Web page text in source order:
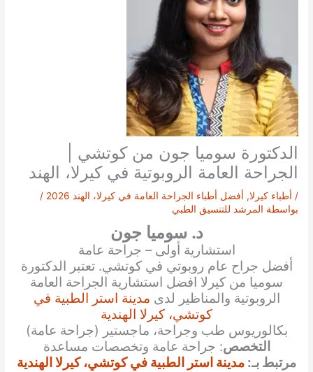
الدكتورة سوميا جون من كوتشي |
الجراحة العامة الروبوتية في كيرلا، الهند
/ أطباء كيرلا, أفضل أطباء الجراحة العامة في كيرلا، الهند 2026
/
بواسطة المرشد للتنسيق الطبي
د. سوميا جون
استشارية أولى – جراحة عامة
أفضل جراح عام روبوتي في كوتشي. تعتبر الدكتورة
سوميا من كيرلا افضل استشارية الجراحة العامة
الروبوتية والمناظير لدى مدينة استر الطبية في
كوتشي، كيرلا الهندية
بكالوريوس طب وجراحة، ماجستير (جراحة عامة)
التخصص: جراحة عامة وتخصصات مساعدة
مرتبط بـ: مدينة استر الطبية في كوتشي، كيرلا الهندية